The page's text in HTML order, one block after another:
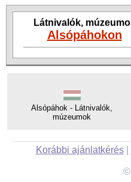
Látnivalók,
Alsópáhokon
Alsópáhok - Látnivalók,
múzeumok
Korábbi ajánlatkérés|
©